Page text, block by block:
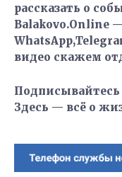
рассказать о
Balakovo.Online
видео скажем
Здесь — всё о